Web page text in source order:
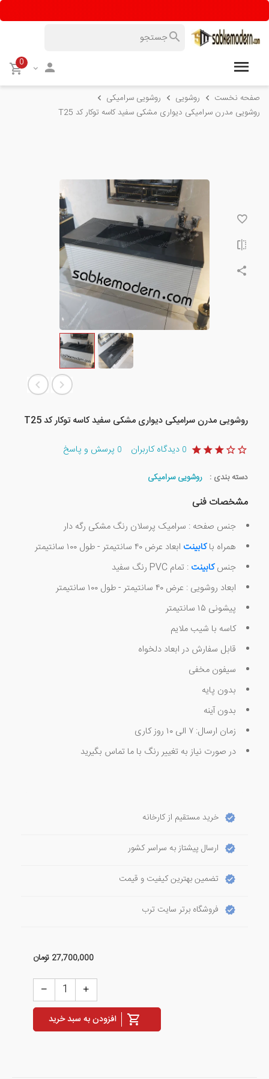
0
صفحه نخست روشویی
روشویی سرامیکی
روشویی مدرن سرامیکی دیواری مشکی سفید کاسه توکار کد T25
روشویی مدرن سرامیکی دیواری مشکی سفید کاسه توکار کد T25
0 دیدگاه کاربران 0 پرسش و پاسخ
دسته بندی : روشویی سرامیکی
مشخصات فنی
جنس صفحه : سرامیک پرسلان رنگ مشکی رگه دار
همراه باکابینت ابعاد عرض ۴۰ سانتیمتر - طول ۱۰۰ سانتیمتر
جنسکابینت : تمام PVC رنگ سفید
ابعاد روشویی : عرض ۴۰ سانتیمتر - طول ۱۰۰ سانتیمتر
پیشونی ۱۵ سانتیمتر
کاسه با شیب ملایم
قابل سفارش در ابعاد دلخواه
سیفون مخفی
بدون پایه
بدون آینه
زمان ارسال: ۷ الی ۱۰ روز کاری
در صورت نیاز به تغییر رنگ با ما تماس بگیرید
خرید مستقیم از کارخانه
ارسال پیشتاز به سراسر کشور
تضمین بهترین کیفیت و قیمت
فروشگاه برتر سایت ترب
27,700,000 تومان
افزودن به سبد خرید